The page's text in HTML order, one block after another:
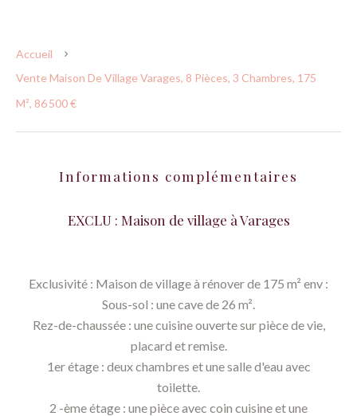
Accueil
Vente Maison De Village Varages, 8 Pièces, 3 Chambres, 175
M², 86 500 €
Informations complémentaires
EXCLU : Maison de village à Varages
Exclusivité : Maison de village à rénover de 175 m² env :
Sous-sol : une cave de 26 m².
Rez-de-chaussée : une cuisine ouverte sur pièce de vie,
placard et remise.
1er étage : deux chambres et une salle d'eau avec
toilette.
2 -ème étage : une pièce avec coin cuisine et une